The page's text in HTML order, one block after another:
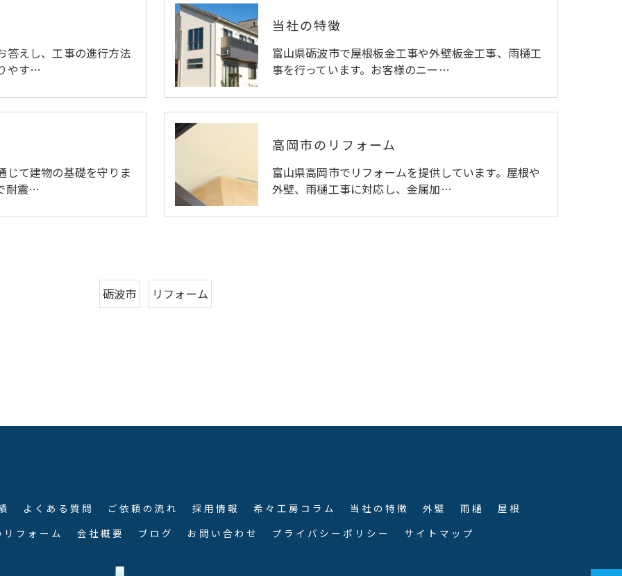
答えし、工事の進行方法
やす…
当社の特徴
富山県砺波市で屋根板金工事や外壁板金工事、雨樋工
事を行っています。お客様のニー…
じて建物の基礎を守りま
耐震…
高岡市のリフォーム
富山県高岡市でリフォームを提供しています。屋根や
外壁、雨樋工事に対応し、金属加…
砺波市 リフォーム
よくある質問 ご依頼の流れ 採用情報 希々工房コラム 当社の特徴 外壁 雨樋
屋根
リフォーム 会社概要 ブログ お問い合わせ プライバシーポリシー サイトマップ